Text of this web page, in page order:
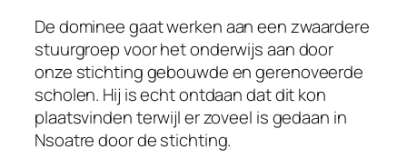
De dominee gaat werken aan een zwaardere
stuurgroep voor het onderwijs aan door
onze stichting gebouwde en gerenoveerde
scholen. Hij is echt ontdaan dat dit kon
plaatsvinden terwijl er zoveel is gedaan in
Nsoatre door de stichting.